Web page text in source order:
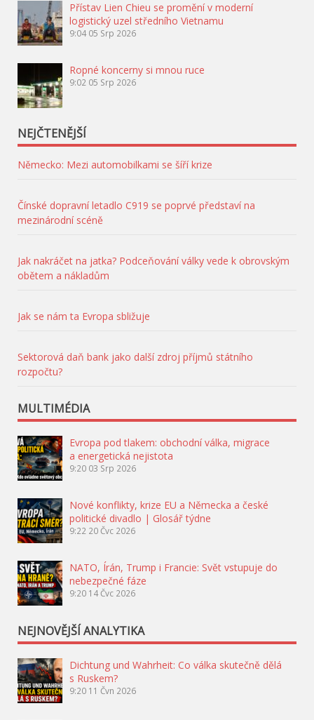
Přístav Lien Chieu se promění v moderní
logistický uzel středního Vietnamu
9:04 05 Srp 2026
Ropné koncerny si mnou ruce
9:02 05 Srp 2026
NEJČTENĚJŠÍ
Německo: Mezi automobilkami se šíří krize
Čínské dopravní letadlo C919 se poprvé představí na
mezinárodní scéně
Jak nakráčet na jatka? Podceňování války vede k obrovským
obětem a nákladům
Jak se nám ta Evropa sbližuje
Sektorová daň bank jako další zdroj příjmů státního
rozpočtu?
MULTIMÉDIA
Evropa pod tlakem: obchodní válka, migrace
a energetická nejistota
9:20 03 Srp 2026
Nové konflikty, krize EU a Německa a české
politické divadlo | Glosář týdne
9:22 20 Čvc 2026
NATO, Írán, Trump i Francie: Svět vstupuje do
nebezpečné fáze
9:20 14 Čvc 2026
NEJNOVĚJŠÍ ANALYTIKA
Dichtung und Wahrheit: Co válka skutečně dělá
s Ruskem?
9:20 11 Čvn 2026